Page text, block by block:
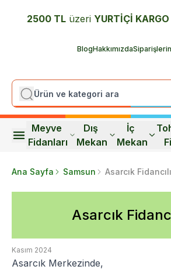
2500 TL üzeri YURTİÇİ KARGO
BlogHakkımızda
Meyve
Fidanları
Dış
Mekan
İç
Mekan
Ana Sayfa Samsun Asarcık
Asarcık
Kasım 2024
Asarcık Merkezinde,